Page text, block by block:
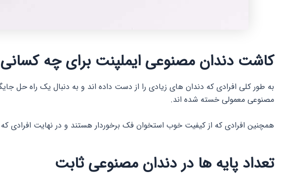
کاشت دندان مصنوعی ایملپنت برای چه
به طور کلی افرادی که دندان های زیادی را از دست داده اند و به دنبال یک راه حل
مصنوعی معمولی خسته شده اند.
همچنین افرادی که از کیفیت خوب استخوان فک برخوردار هستند و در نهایت افرادی
تعداد پایه ها در دندان مصنوعی ثابت